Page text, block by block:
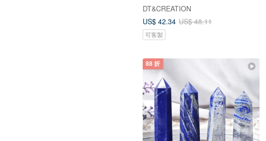
DT&CREATION
US$ 42.34 US$ 48.11
可客製
88 折